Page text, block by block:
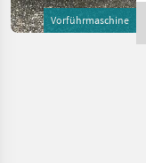
Vorführmaschine